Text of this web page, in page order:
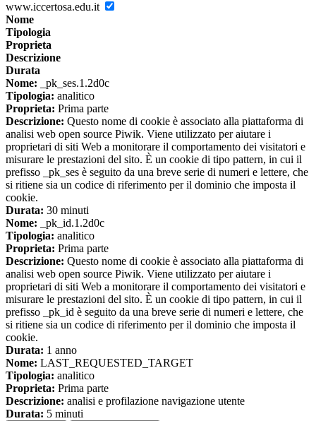
www.iccertosa.edu.it
Nome
Tipologia
Proprieta
Descrizione
Durata
Nome: _pk_ses.1.2d0c
Tipologia: analitico
Proprieta: Prima parte
Descrizione: Questo nome di cookie è associato alla piattaforma di
analisi web open source Piwik. Viene utilizzato per aiutare i
proprietari di siti Web a monitorare il comportamento dei visitatori e
misurare le prestazioni del sito. È un cookie di tipo pattern, in cui il
prefisso _pk_ses è seguito da una breve serie di numeri e lettere, che
si ritiene sia un codice di riferimento per il dominio che imposta il
cookie.
Durata: 30 minuti
Nome: _pk_id.1.2d0c
Tipologia: analitico
Proprieta: Prima parte
Descrizione: Questo nome di cookie è associato alla piattaforma di
analisi web open source Piwik. Viene utilizzato per aiutare i
proprietari di siti Web a monitorare il comportamento dei visitatori e
misurare le prestazioni del sito. È un cookie di tipo pattern, in cui il
prefisso _pk_id è seguito da una breve serie di numeri e lettere, che
si ritiene sia un codice di riferimento per il dominio che imposta il
cookie.
Durata: 1 anno
Nome: LAST_REQUESTED_TARGET
Tipologia: analitico
Proprieta: Prima parte
Descrizione: analisi e profilazione navigazione utente
Durata: 5 minuti